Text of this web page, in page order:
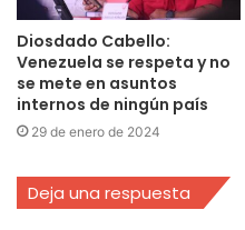
Diosdado Cabello:
Venezuela se respeta y no
se mete en asuntos
internos de ningún país
29 de enero de 2024
Deja una respuesta